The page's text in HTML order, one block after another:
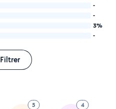
-
-
3%
-
Filtrer
5 4